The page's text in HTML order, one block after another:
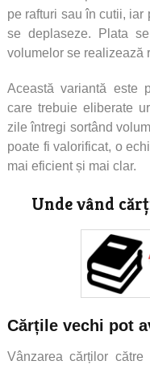
pe rafturi sau în cutii, iar
se deplaseze. Plata
volumelor se realizează
Această variantă este
care trebuie eliberate
zile întregi sortând
poate fi valorificat, o
mai eficient și mai clar.
Unde vând
Cărțile vechi pot
Vânzarea cărților